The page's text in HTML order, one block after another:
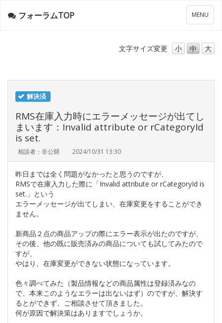
メ
ニ
ー
MENU
フォーラムTOP
文字サイズ変更 小 中 大
解決済
RMS在庫入力時にエラーメッセージが出てし
まいます：Invalid attribute or rCategoryId
is set.
相談者：非公開 2024/10/31 13:30
昨日までは全く問題がなかったと思うのですが、
RMSで在庫入力した際に「Invalid attribute or rCategoryId is
set.」という
エラーメッセージが出てしまい、在庫変更をすることができ
ません。
新商品２点の商品アップの際にエラー表示が出たのですが、
その後、他の既に販売済みの商品についても試してみたので
すが、
やはり、在庫変更ができない状態になっています。
色々調べてみた（製品情報などの商品属性は登録済みなの
で、本来このようなエラーは出ないはず）のですが、解決す
るとができず、ご相談させて頂きました。
何が原因で解決策はありますでしょうか。